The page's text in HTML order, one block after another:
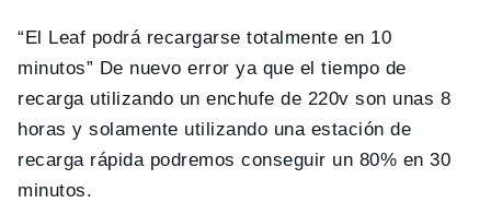
“El Leaf podrá recargarse totalmente en 10
minutos” De nuevo error ya que el tiempo de
recarga utilizando un enchufe de 220v son unas 8
horas y solamente utilizando una estación de
recarga rápida podremos conseguir un 80% en 30
minutos.